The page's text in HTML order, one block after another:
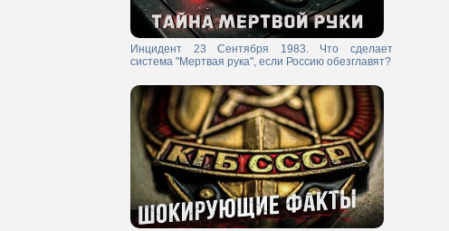
Инцидент 23 Сентября 1983. Что сделает
система "Мертвая рука", если Россию обезглавят?